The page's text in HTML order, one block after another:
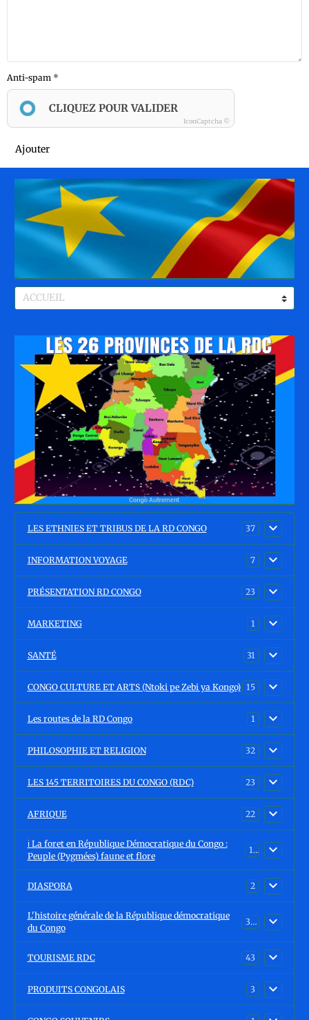
Anti-spam
CLIQUEZ POUR VALIDER
IconCaptcha ©
Ajouter
LES ETHNIES ET TRIBUS DE LA RD CONGO 37
INFORMATION VOYAGE 7
PRÉSENTATION RD CONGO 23
MARKETING 1
SANTÉ 31
CONGO CULTURE ET ARTS (Ntoki pe Zebi ya Kongo) 15
Les routes de la RD Congo 1
PHILOSOPHIE ET RELIGION 32
LES 145 TERRITOIRES DU CONGO (RDC) 23
AFRIQUE 22
ℹ️ La foret en République Démocratique du Congo :
Peuple (Pygmées) faune et flore
15
DIASPORA 2
L'histoire générale de la République démocratique
du Congo
30
TOURISME RDC 43
PRODUITS CONGOLAIS 3